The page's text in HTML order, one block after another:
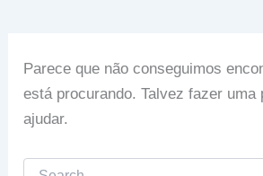
Parece que não conseguimos
está procurando. Talvez fazer uma
ajudar.
Pesquisar